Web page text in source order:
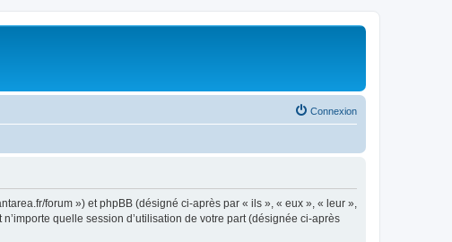
Connexion
forum ») et phpBB (désigné ci-après par « ils », « eux », « leur »,
quelle session d’utilisation de votre part (désignée ci-après